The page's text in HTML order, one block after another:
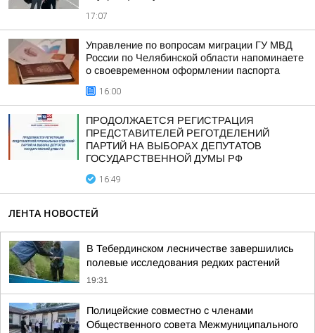
17:07
Управление по вопросам миграции ГУ МВД
России по Челябинской области напоминаете
о своевременном оформлении паспорта
16:00
ПРОДОЛЖАЕТСЯ РЕГИСТРАЦИЯ
ПРЕДСТАВИТЕЛЕЙ РЕГОТДЕЛЕНИЙ
ПАРТИЙ НА ВЫБОРАХ ДЕПУТАТОВ
ГОСУДАРСТВЕННОЙ ДУМЫ РФ
16:49
ЛЕНТА НОВОСТЕЙ
В Тебердинском лесничестве завершились
полевые исследования редких растений
19:31
Полицейские совместно с членами
Общественного совета Межмуниципального